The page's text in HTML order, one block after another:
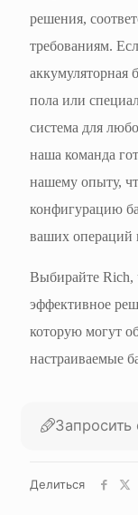
решения,
требованиям.
аккумуляторная
пола или
система для
наша команда
нашему опыту,
конфигурацию
ваших операций
Выбирайте Rich,
эффективное
которую могут
настраиваемые
Запросить
Делиться